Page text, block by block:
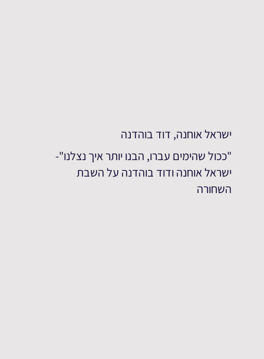
ישראל אוחנה, דוד בוהדנה
"ככול שהימים עברו, הבנו יותר איך נצלנו"-
ישראל אוחנה ודוד בוהדנה על השבת
השחורה